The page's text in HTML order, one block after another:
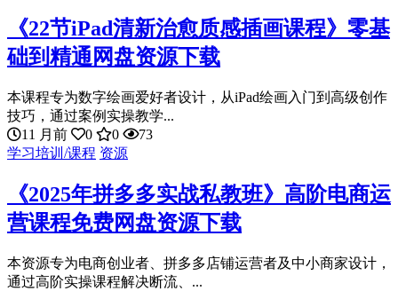
《22节iPad清新治愈质感插画课程》零基
础到精通网盘资源下载
本课程专为数字绘画爱好者设计，从iPad绘画入门到高级创作
技巧，通过案例实操教学...
11 月前
0 0
73
学习培训/课程 资源
《2025年拼多多实战私教班》高阶电商运
营课程免费网盘资源下载
本资源专为电商创业者、拼多多店铺运营者及中小商家设计，
通过高阶实操课程解决断流、...